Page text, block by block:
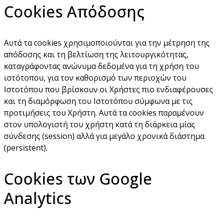
Cookies Απόδοσης
Αυτά τα cookies χρησιμοποιούνται για την μέτρηση της
απόδοσης και τη βελτίωση της λειτουργικότητας,
καταγράφοντας ανώνυμα δεδομένα για τη χρήση του
ιστότοπου, για τον καθορισμό των περιοχών του
Ιστοτόπου που βρίσκουν οι Χρήστες πιο ενδιαφέρουσες
και τη διαμόρφωση του Ιστοτόπου σύμφωνα με τις
προτιμήσεις του Χρήστη. Αυτά τα cookies παραμένουν
στον υπολογιστή του χρήστη κατά τη διάρκεια μίας
σύνδεσης (session) αλλά για μεγάλο χρονικά διάστημα
(persistent).
Cookies των Google
Analytics